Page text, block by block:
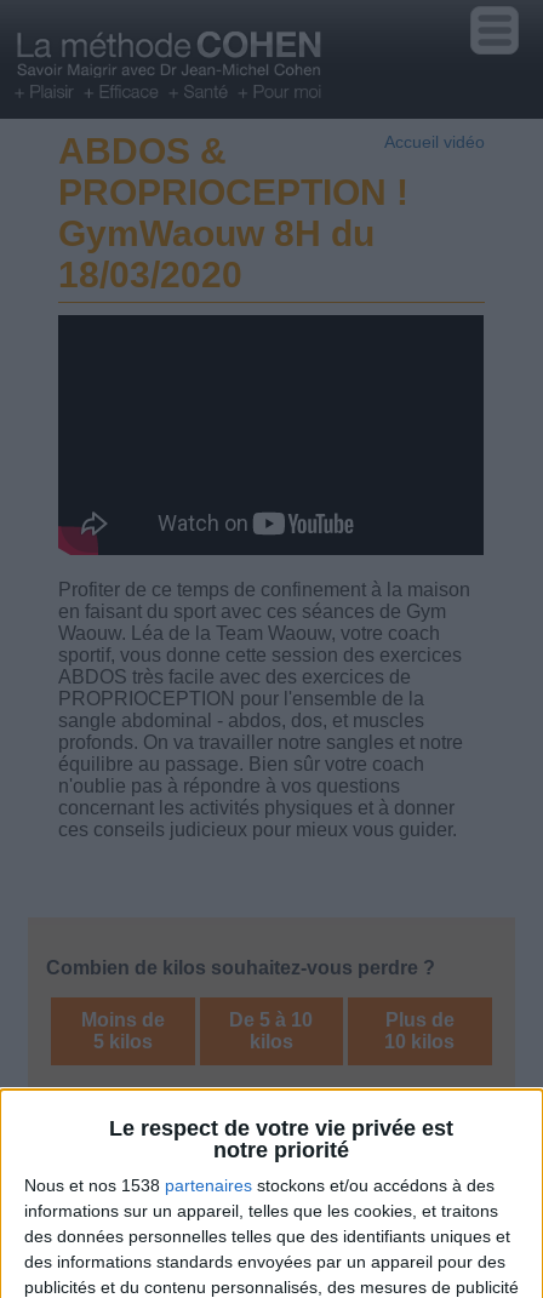
Le respect de votre vie privée est
notre priorité
Nous et nos 1538 partenaires stockons et/ou accédons à des
informations sur un appareil, telles que les cookies, et traitons
des données personnelles telles que des identifiants uniques et
des informations standards envoyées par un appareil pour des
publicités et du contenu personnalisés, des mesures de publicité
Accueil vidéo
ABDOS &
PROPRIOCEPTION !
GymWaouw 8H du
18/03/2020
Profiter de ce temps de confinement à la maison
en faisant du sport avec ces séances de Gym
Waouw. Léa de la Team Waouw, votre coach
sportif, vous donne cette session des exercices
ABDOS très facile avec des exercices de
PROPRIOCEPTION pour l'ensemble de la
sangle abdominal - abdos, dos, et muscles
profonds. On va travailler notre sangles et notre
équilibre au passage. Bien sûr votre coach
n'oublie pas à répondre à vos questions
concernant les activités physiques et à donner
ces conseils judicieux pour mieux vous guider.
Combien de kilos souhaitez-vous perdre ?
Moins de
5 kilos
De 5 à 10
kilos
Plus de
10 kilos
Sport pour maigrir à la maison
Voir tout
Des exercices physiques efficaces à
pratiquer à la maison pour accompagner la
perte de poids et muscler des zones
spécifiques du corps.